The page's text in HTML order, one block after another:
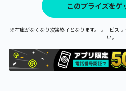
このプライズをゲ
※在庫がなくなり次第終了となります。サービス
い。